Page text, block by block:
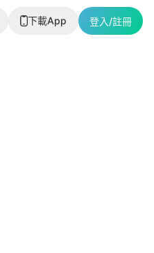
下載App 登入/註冊